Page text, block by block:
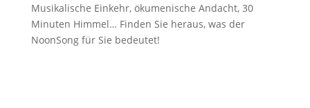
Musikalische Einkehr, ökumenische Andacht, 30
Minuten Himmel… Finden Sie heraus, was der
NoonSong für Sie bedeutet!